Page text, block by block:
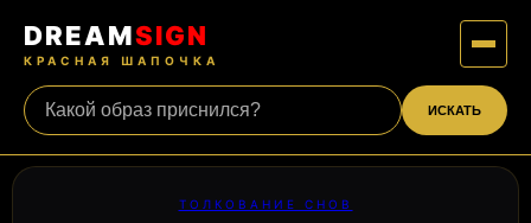
DREAMSIGN
КРАСНАЯ ШАПОЧКА
ИСКАТЬ
ТОЛКОВАНИЕ СНОВ